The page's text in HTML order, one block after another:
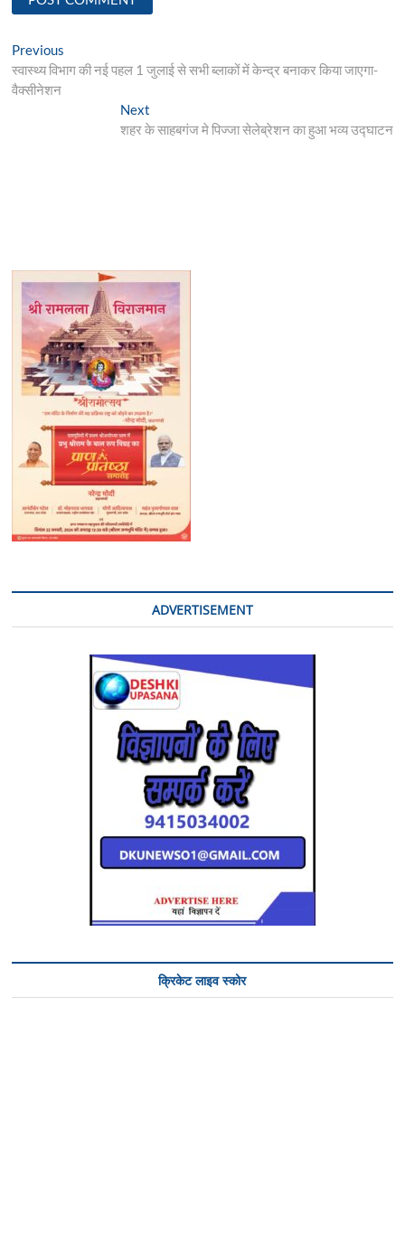
Post
navigation
Previous
post:
स्वास्थ्य विभाग की नई पहल 1 जुलाई से सभी ब्लाकों में केन्द्र बनाकर किया जाएगा-
वैक्सीनेशन
NextNext
post:
शहर के साहबगंज मे पिज्जा सेलेब्रेशन का हुआ भव्य उद्घाटन
ADVERTISEMENT
क्रिकेट लाइव स्कोर